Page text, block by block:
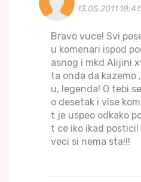
13.05.2011
Bravo vuce! Svi
u komenari ispod
asnog i mkd Alijini
ta onda da kazemo
u, legenda! O tebi
o desetak i vise
t je uspeo odkako
t ce iko ikad
veci si nema sta!!!